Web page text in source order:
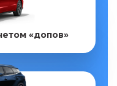
«допов»